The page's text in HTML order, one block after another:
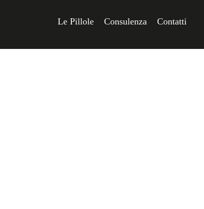
Le Pillole Consulenza Contatti